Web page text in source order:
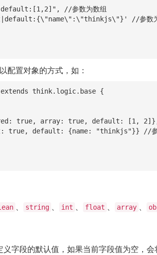
配置对象的方式，如：
think.logic.base {
、 string 、 int 、 float 、 array 、
义字段的默认值，如果当前字段值为空，